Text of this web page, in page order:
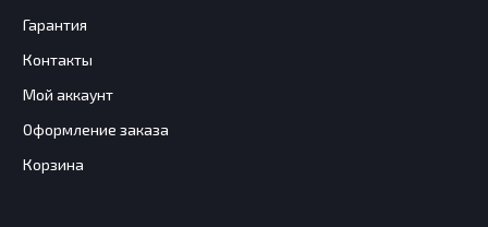
Гарантия
Контакты
Мой аккаунт
Оформление заказа
Корзина